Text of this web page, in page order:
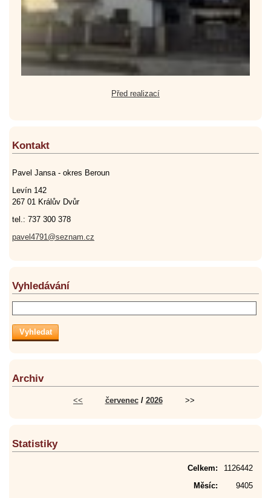
Před realizací
Kontakt
Pavel Jansa - okres Beroun
Levín 142
267 01 Králův Dvůr
tel.: 737 300 378
pavel4791@seznam.cz
Vyhledávání
Archiv
<< červenec/ 2026 >>
Statistiky
Celkem:
1126442
Měsíc:
9405